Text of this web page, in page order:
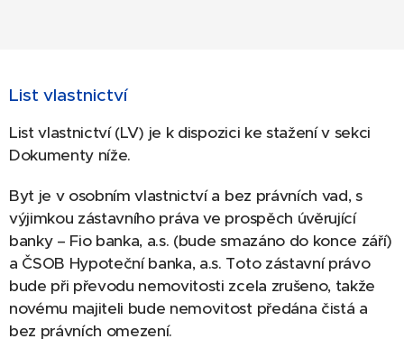
List vlastnictví
List vlastnictví (LV) je k dispozici ke stažení v sekci
Dokumenty níže.
Byt je v osobním vlastnictví a bez právních vad, s
výjimkou zástavního práva ve prospěch úvěrující
banky – Fio banka, a.s. (bude smazáno do konce září)
a ČSOB Hypoteční banka, a.s. Toto zástavní právo
bude při převodu nemovitosti zcela zrušeno, takže
novému majiteli bude nemovitost předána čistá a
bez právních omezení.